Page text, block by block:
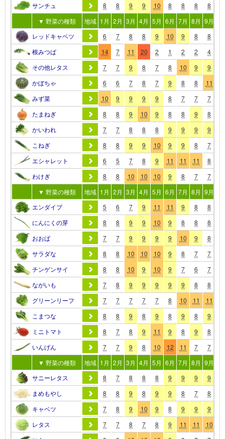
サンチュ
8 8 9 9 10 8 8 8 8
▼ 野菜の種類
地域 1月 2月 3月 4月 5月 6月 7月 8月 9月
レッドキャベツ
6 7 8 8 9 10 9 8 8
根みつば
14 7 11 20 2 1 2 2 4
その他レタス
7 7 9 8 7 8 10 9 9
かぼちゃ
6 6 7 8 7 9 8 8 11
みず菜
10 9 9 9 9 8 7 7 7
たまねぎ
8 8 9 10 9 8 8 9 8
かいわれ
7 7 8 8 8 9 9 9 9
こねぎ
8 8 9 9 10 9 9 8 7
エシャレット
6 5 7 8 9 11 11 11 8
わけぎ
8 8 10 10 10 9 8 7 7
▼ 野菜の種類
地域 1月 2月 3月 4月 5月 6月 7月 8月 9月
エンダイブ
5 6 7 9 11 11 9 8 8
にんにくの芽
8 8 9 9 10 9 8 8 8
おおば
7 7 9 9 9 9 10 9 8
サラダな
8 8 10 10 10 9 8 7 7
チンゲンサイ
8 8 10 9 10 9 7 6 7
ながいも
7 8 9 9 9 9 9 8 8
グリーンリーフ
7 7 7 7 7 8 10 11 11
こまつな
8 8 9 8 9 8 9 8 9
ミニトマト
8 7 8 9 11 9 8 9 8
いんげん
7 7 9 8 10 12 11 7 7
▼ 野菜の種類
地域 1月 2月 3月 4月 5月 6月 7月 8月 9月
サニーレタス
8 7 8 8 8 9 9 9 9
まめもやし
8 8 9 8 9 9 8 7 8
キャベツ
7 8 9 10 9 8 9 9 9
レタス
7 7 8 7 8 9 11 11 10